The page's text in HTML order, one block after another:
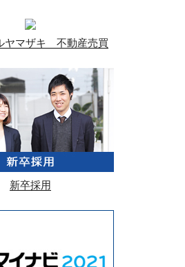
ヤマザキ 不動産売買
新卒採用